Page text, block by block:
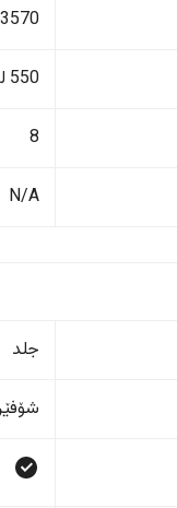
3570 کگم
550 لیتر
8
N/A
جلد